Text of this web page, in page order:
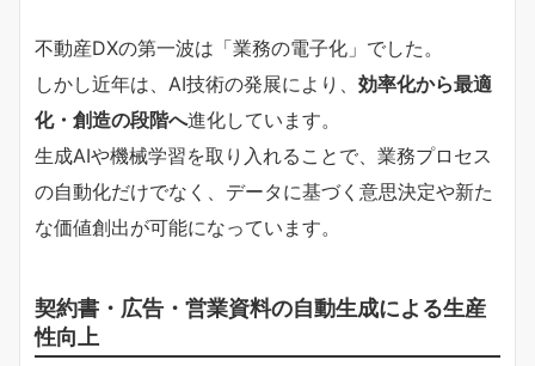
不動産DXの第一波は「業務の電子化」でした。
しかし近年は、AI技術の発展により、 効率化から最適
化・創造の段階へ進化しています。
生成AIや機械学習を取り入れることで、業務プロセス
の自動化だけでなく、データに基づく意思決定や新た
な価値創出が可能になっています。
契約書・広告・営業資料の自動生成による生産
性向上